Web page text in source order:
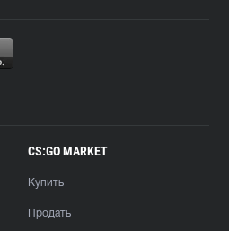
CS:GO MARKET
Купить
Продать